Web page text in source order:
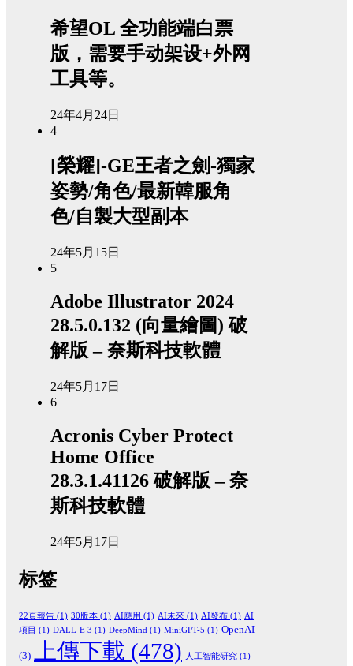
希望OL 全功能端白票
版，需要手动架设+外网
工具等。
24年4月24日
4
[榮耀]-GE王者之劍-獨家
姿勢/角色/最新韓服角
色/自製大型副本
24年5月15日
5
Adobe Illustrator 2024
28.5.0.132 (向量繪圖) 破
解版 – 奈斯科技軟體
24年5月17日
6
Acronis Cyber Protect
Home Office
28.3.1.41126 破解版 – 奈
斯科技軟體
24年5月17日
标签
22頁報告 (1) 30版本 (1) AI應用 (1) AI未來 (1) AI發布 (1) AI
項目 (1) DALL·E 3 (1) DeepMind (1) MiniGPT-5 (1) OpenAI
(3) 上傳下載 (478) 人工智能研究 (1)